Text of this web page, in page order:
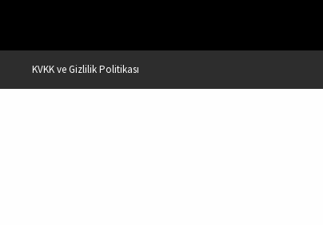
KVKK ve Gizlilik Politikası